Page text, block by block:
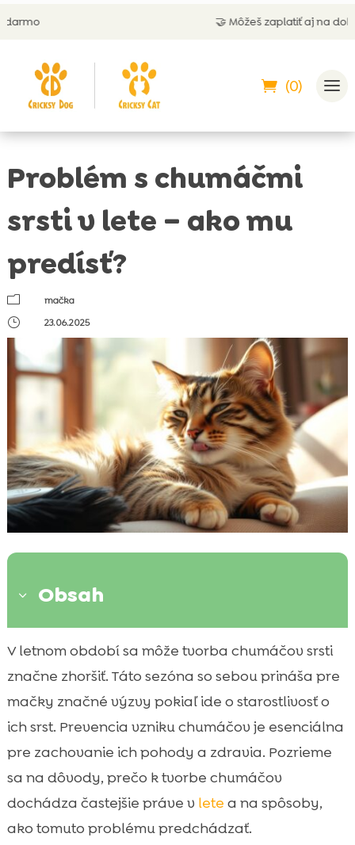
🤝 Môžeš zaplatiť aj na dobierku
(0)
Problém s chumáčmi
srsti v lete – ako mu
predísť?
m
mačka
}
23.06.2025
3 Obsah
 Chumáče srsti: Prečo sú v lete problémom?
 Identifikácia príčiny vzniku chumáčov srsti
 Pravidelné česanie a jeho výhody
 Výhody správneho kŕmenia pre zdravie
srsti
CricksyCat krmivo pre mačky: Ako môže
pomôcť?
Jasper suché krmivo: Hypoalergénny losos
a jahňacia verzia
V letnom období sa môže tvorba chumáčov srsti
značne zhoršiť. Táto sezóna so sebou prináša pre
mačky značné výzvy pokiaľ ide o starostlivosť o
ich srst. Prevencia vzniku chumáčov je esenciálna
pre zachovanie ich pohody a zdravia. Pozrieme
sa na dôvody, prečo k tvorbe chumáčov
dochádza častejšie práve v lete a na spôsoby,
ako tomuto problému predchádzať.